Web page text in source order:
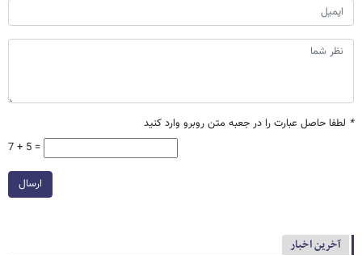
* لطفا حاصل عبارت را در جعبه متن روبرو وارد کنید
7 + 5 =
ارسال
آخرین اخبار